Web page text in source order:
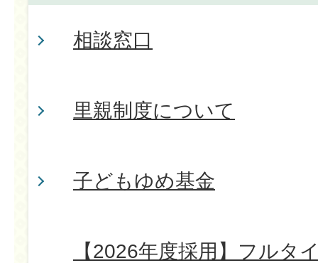
相談窓口
里親制度について
子どもゆめ基金
【2026年度採用】フルタ